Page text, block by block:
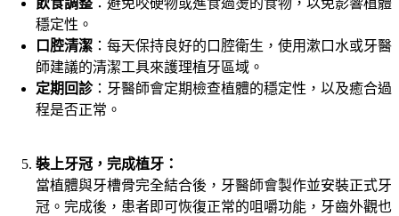
飲食調整 ：避免咬硬物或進食過燙的食物，以免影響植體
穩定性。
口腔清潔 ：每天保持良好的口腔衛生，使用漱口水或牙醫
師建議的清潔工具來護理植牙區域。
定期回診：牙醫師會定期檢查植體的穩定性，以及癒合過
程是否正常。
裝上牙冠，完成植牙：
當植體與牙槽骨完全結合後，牙醫師會製作並安裝正式牙
冠。完成後，患者即可恢復正常的咀嚼功能，牙齒外觀也